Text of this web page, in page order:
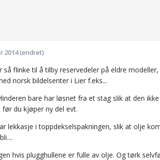
2014(endret)
så flinke til å tilby reservedeler på eldre
norsk bildelsenter i Lier f.eks...
bare har løsnet fra et stag slik at den
du kjøper ny del evt.
lekkasje i toppdekselspakningen, slik at olje
hvis plugghullene er fulle av olje. Og tørk